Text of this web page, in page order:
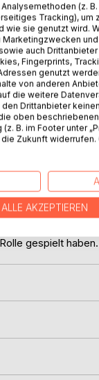
Mann, ältester
Buch zeichnet
in seinem Leben
Zeitumstände, in
an alle, die sich
Zeit des
Familie Mann
Klaus Mann
gespielt haben.
(z.
Tracking), um
wie sie genutzt wird.
auch
Fingerprints,
genutzt
von anderen
die weitere
Drittanbieter
oben
B. im Footer unter
Zukunft widerrufen.
ALLE AKZEPTIEREN